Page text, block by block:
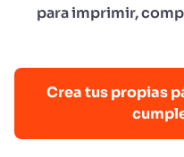
para imprimir,
Crea tus propias